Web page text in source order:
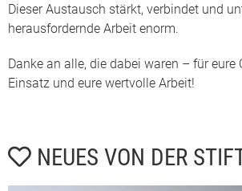
Dieser Austausch stärkt, verbindet und
herausfordernde Arbeit enorm.
Danke an alle, die dabei waren – für eure
Einsatz und eure wertvolle Arbeit!
NEUES VON DER